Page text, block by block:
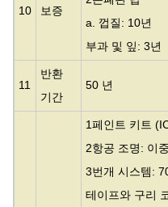
10 보증
a. 껍질: 10년
부과 및 잎: 3년
11
반환
기간
50 년
1페인트 키트
2항공 조명: 이
3번개 시스템:
테이프와 구리